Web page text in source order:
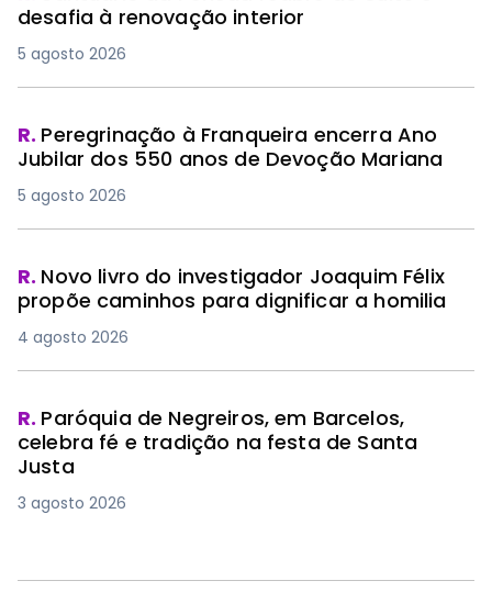
desafia à renovação interior
5 agosto 2026
R. Peregrinação à Franqueira encerra Ano
Jubilar dos 550 anos de Devoção Mariana
5 agosto 2026
R. Novo livro do investigador Joaquim Félix
propõe caminhos para dignificar a homilia
4 agosto 2026
R. Paróquia de Negreiros, em Barcelos,
celebra fé e tradição na festa de Santa
Justa
3 agosto 2026